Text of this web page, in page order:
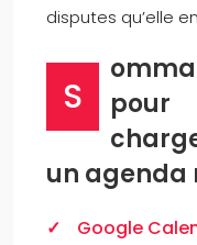
disputes qu’elle
S
pour
un agenda
Google